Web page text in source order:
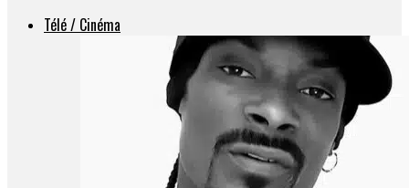
Télé / Cinéma